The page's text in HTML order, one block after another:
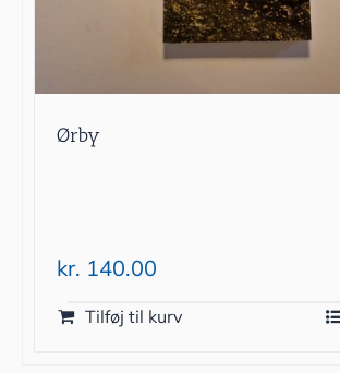
Ørby
kr. 140.00
Tilføj til kurv